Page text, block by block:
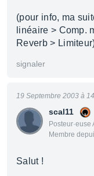
(pour info, ma
linéaire > Comp.
Reverb >
signaler
scal11
Posteur·euse
Membre
19 Septembre 2003 à
Salut !